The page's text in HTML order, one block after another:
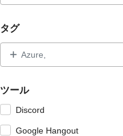
タグ
Azure,
ツール
Discord
Google Hangout